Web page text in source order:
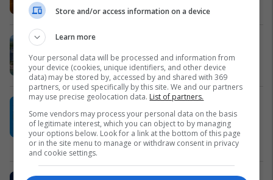
Expo Prishtina
Holiday In 2 – banesa juaj për
pushime pranë detit
Edil Project
Plan B – reklamoni biznesin tuaj aty
ku është audienca shqiptare në
Zvicër
Plan B
Store and/or access information on a device
Learn more
Your personal data will be processed and information from
your device (cookies, unique identifiers, and other device
data) may be stored by, accessed by and shared with 369
partners, or used specifically by this site. We and our partners
may use precise geolocation data. List of partners.
Some vendors may process your personal data on the basis
of legitimate interest, which you can object to by managing
your options below. Look for a link at the bottom of this page
or in the site menu to manage or withdraw consent in privacy
and cookie settings.